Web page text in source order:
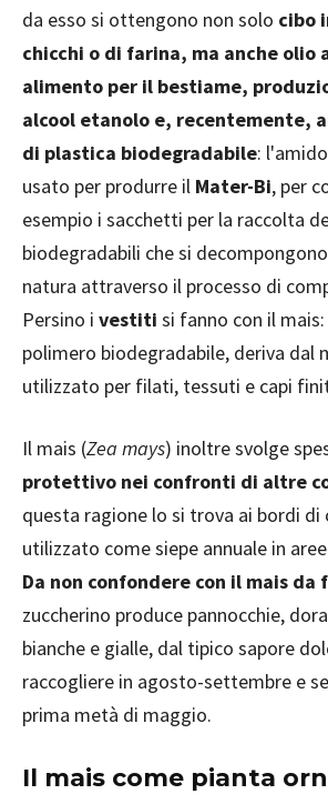
da esso si ottengono non solo cibo
chicchi o di farina, ma anche olio
alimento per il bestiame,
alcool etanolo e, recentemente,
di plastica biodegradabile:
usato per produrre il Mater-Bi, per
esempio i sacchetti per la raccolta
biodegradabili che si
natura attraverso il processo di
Persino i vestiti si fanno con il
polimero biodegradabile, deriva dal
utilizzato per filati, tessuti e capi
Il mais (Zea mays) inoltre svolge
protettivo nei confronti di altre
questa ragione lo si trova ai bordi
utilizzato come siepe annuale in
Da non confondere con il mais da
zuccherino produce pannocchie,
bianche e gialle, dal tipico sapore
raccogliere in agosto-settembre e
prima metà di maggio.
Il mais come pianta